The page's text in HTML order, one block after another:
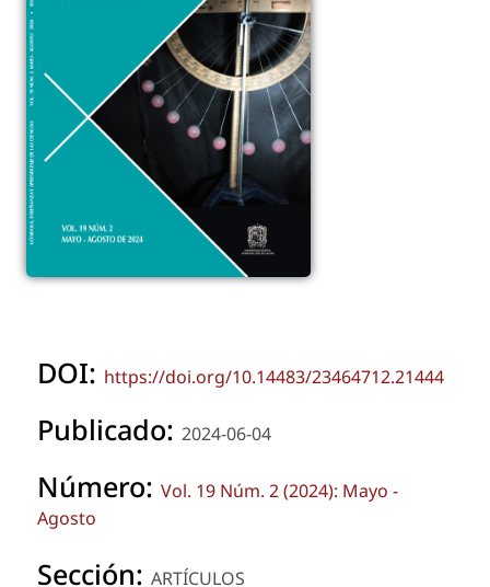
DOI: https://doi.org/10.14483/23464712.21444
Publicado: 2024-06-04
Número: Vol. 19 Núm. 2 (2024): Mayo -
Agosto
Sección: ARTÍCULOS